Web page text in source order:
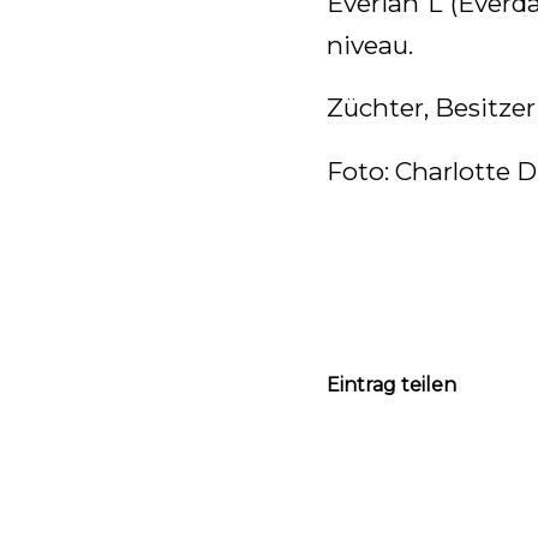
niveau.
Züchter,
Foto: Charlotte
Eintrag teilen